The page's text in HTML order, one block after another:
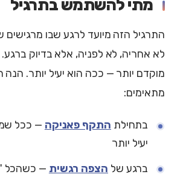
מתי להשתמש בתרגיל
התרגיל הזה מיועד לרגע שבו
לא אחריה, לא לפניה, אלא בדיוק
מוקדם יותר — ככה הוא יעיל יותר. הנה
מתאימים:
בתחילת התקף פאניקה — ככל
יעיל יותר
ברגע של הצפה רגשית — כשהכל